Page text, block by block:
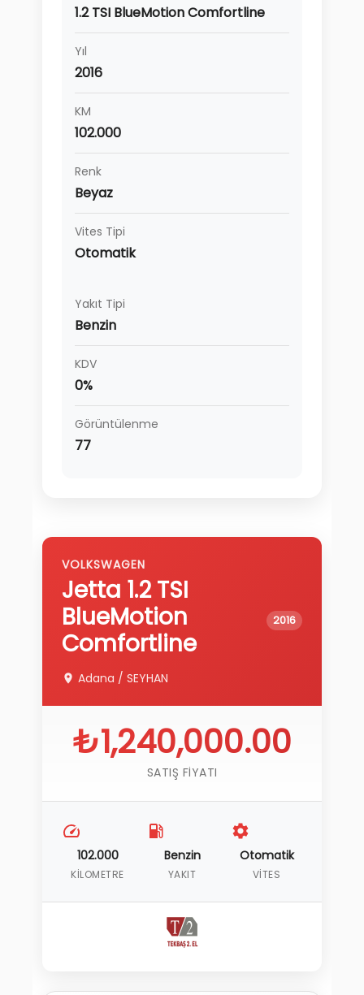
1.2 TSI BlueMotion Comfortline
Yıl
2016
KM
102.000
Renk
Beyaz
Vites Tipi
Otomatik
Yakıt Tipi
Benzin
KDV
0%
Görüntülenme
77
VOLKSWAGEN
Jetta 1.2 TSI
BlueMotion
Comfortline
2016
Adana / SEYHAN
₺1,240,000.00
SATIŞ FIYATI
102.000
KILOMETRE
Benzin
YAKIT
Otomatik
VITES